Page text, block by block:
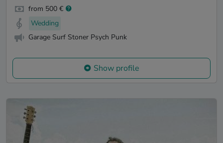
from 500 €
Wedding
Garage Surf Stoner Psych Punk
Show profile